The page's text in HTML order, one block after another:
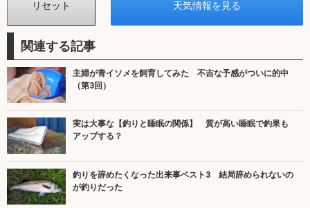
関連する記事
主婦が青イソメを飼育してみた 不吉な予感がついに的中
（第3回）
実は大事な【釣りと睡眠の関係】 質が高い睡眠で釣果も
アップする？
釣りを辞めたくなった出来事ベスト3 結局辞められないの
が釣りだった